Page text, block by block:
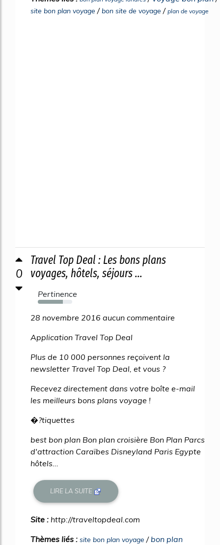
site bon plan voyage /bon site de voyage / plan de voyage
0
Travel Top Deal : Les bons plans
voyages, hôtels, séjours ...
Pertinence
73%
28 novembre 2016 aucun commentaire
Application Travel Top Deal
Plus de 10 000 personnes reçoivent la
newsletter Travel Top Deal, et vous ?
Recevez directement dans votre boîte e-mail
les meilleurs bons plans voyage !
�?tiquettes
best bon plan Bon plan croisière Bon Plan Parcs
d'attraction Caraïbes Disneyland Paris Egypte
hôtels...
LIRE LA SUITE
Site : http://traveltopdeal.com
Thèmes liés : site bon plan voyage / bon plan